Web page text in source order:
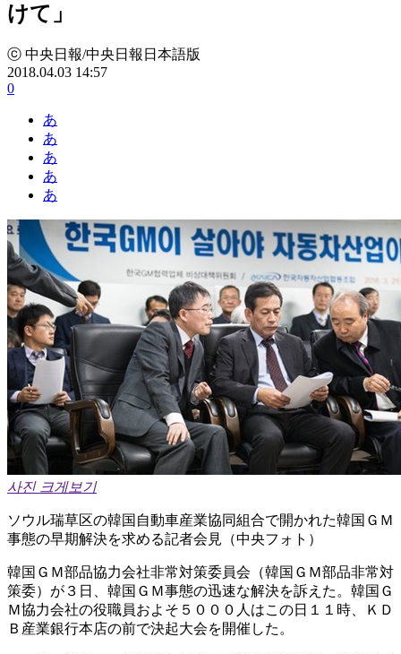
けて」
ⓒ 中央日報/中央日報日本語版
2018.04.03 14:57
0
あ
あ
あ
あ
あ
사진 크게보기
ソウル瑞草区の韓国自動車産業協同組合で開かれた韓国ＧＭ
事態の早期解決を求める記者会見（中央フォト）
韓国ＧＭ部品協力会社非常対策委員会（韓国ＧＭ部品非常対
策委）が３日、韓国ＧＭ事態の迅速な解決を訴えた。韓国Ｇ
Ｍ協力会社の役職員およそ５０００人はこの日１１時、ＫＤ
Ｂ産業銀行本店の前で決起大会を開催した。